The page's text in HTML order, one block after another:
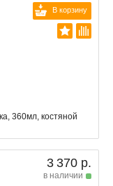
В корзину
360мл, костяной
3 370 р.
в наличии